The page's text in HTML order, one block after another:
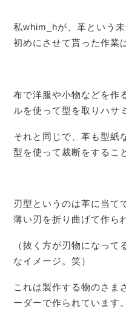
私whim_hが、革という
初めにさせて貰った作業
布で洋服や小物などを作
ルを使って型を取りハサ
それと同じで、革も型紙
型を使って裁断をするこ
刃型というのは革に当て
薄い刃を折り曲げて作ら
（抜く方が刃物になっ
なイメージ。笑）
これは製作する物のさま
ーダーで作られています。